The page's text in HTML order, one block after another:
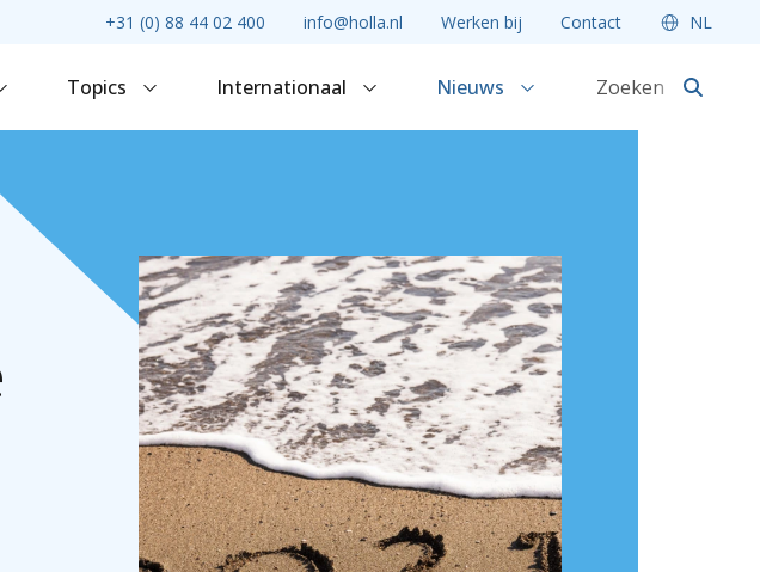
+31 (0) 88 44 02 400 info@holla.nl Werken bij Contact NL
Topics Internationaal Nieuws